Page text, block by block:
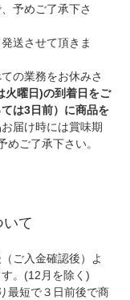
予めご了承下さ
送させて頂きま
の業務をお休みさ
火曜日)の到着日をご
は3日前）に商品を
届け時には賞味期
めご了承下さい。
て
ご入金確認後）よ
。(12月を除く)
最短で３日前後で商